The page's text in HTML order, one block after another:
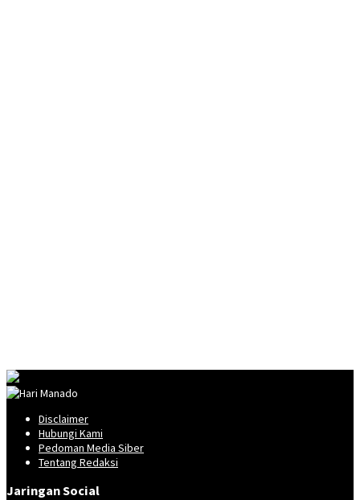
Disclaimer
Hubungi Kami
Pedoman Media Siber
Tentang Redaksi
Jaringan Social